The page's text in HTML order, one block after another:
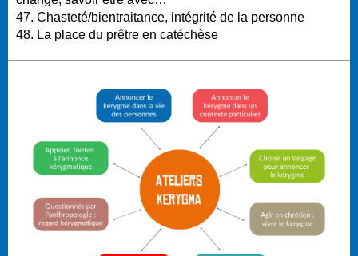
47. Chasteté/bientraitance, intégrité de la personne
48. La place du prêtre en catéchèse